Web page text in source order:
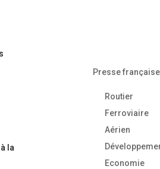
la
Presse française
Routier
Ferroviaire
Aérien
Economie